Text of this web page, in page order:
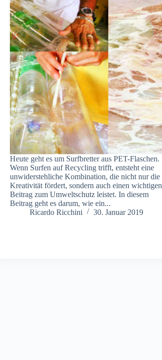
Heute geht es um Surfbretter aus PET-Flaschen.
Wenn Surfen auf Recycling trifft, entsteht eine
unwiderstehliche Kombination, die nicht nur die
Kreativität fördert, sondern auch einen wichtigen
Beitrag zum Umweltschutz leistet. In diesem
Beitrag geht es darum, wie ein...
Ricardo Ricchini
30. Januar 2019